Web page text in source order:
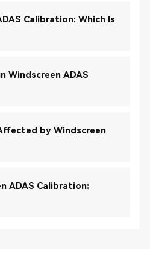
Calibration: Which Is
Windscreen ADAS
by Windscreen
ADAS Calibration: